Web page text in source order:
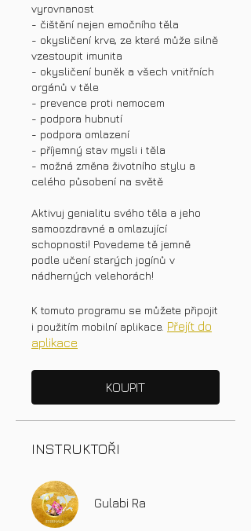
vyrovnanost
- čištění nejen emočního těla
- okysličení krve, ze které může silně
vzestoupit imunita
- okysličení buněk a všech vnitřních
orgánů v těle
- prevence proti nemocem
- podpora hubnutí
- podpora omlazení
- příjemný stav mysli i těla
- možná změna životního stylu a
celého působení na světě
Aktivuj genialitu svého těla a jeho
samoozdravné a omlazující
schopnosti! Povedeme tě jemně
podle učení starých jogínů v
K tomuto programu se můžete připojit
i použitím mobilní aplikace. Přejít do
aplikace
KOUPIT
INSTRUKTOŘI
Gulabi Ra